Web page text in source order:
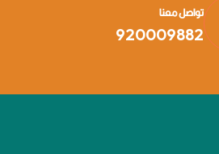
تواصل معنا
920009882